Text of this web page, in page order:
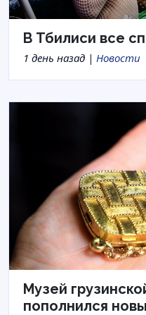
В Тбилиси все
1 день назад | Новости
Музей
пополнился